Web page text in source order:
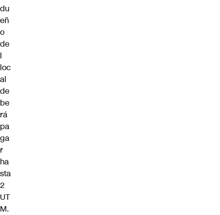
du
eñ
o
de
l
loc
al
de
be
rá
pa
ga
r
ha
sta
2
UT
M.